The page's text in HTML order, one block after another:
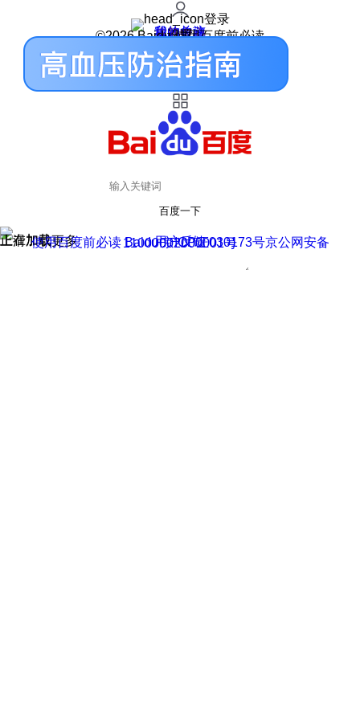
登录
我的关注
我的收藏
皮肤中心
用户反馈
设置
©2026 Baidu 使用百度前必读
百度一下
正在加载
上滑加载更多 用户反馈
使用百度前必读 Baidu 京ICP证030173号
京公网安备11000002000001号